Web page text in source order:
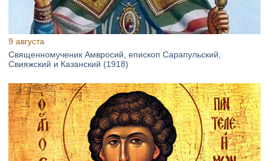
9 августа
Священномученик Амвросий, епископ Сарапульский,
Свияжский и Казанский (1918)